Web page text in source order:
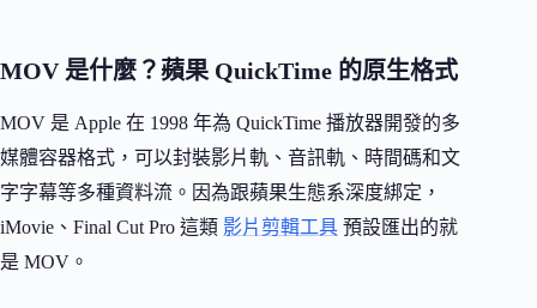
MOV 是什麼？蘋果 QuickTime 的原生格式
MOV 是 Apple 在 1998 年為 QuickTime 播放器開發的多
媒體容器格式，可以封裝影片軌、音訊軌、時間碼和文
字字幕等多種資料流。因為跟蘋果生態系深度綁定，
iMovie、Final Cut Pro 這類 影片剪輯工具 預設匯出的就
是 MOV。